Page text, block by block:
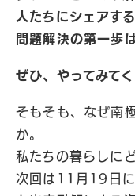
人たちにシェアする
問題解決の第一歩
ぜひ、やってみてく
そもそも、なぜ南
か。
私たちの暮らしに
次回は11月19日に